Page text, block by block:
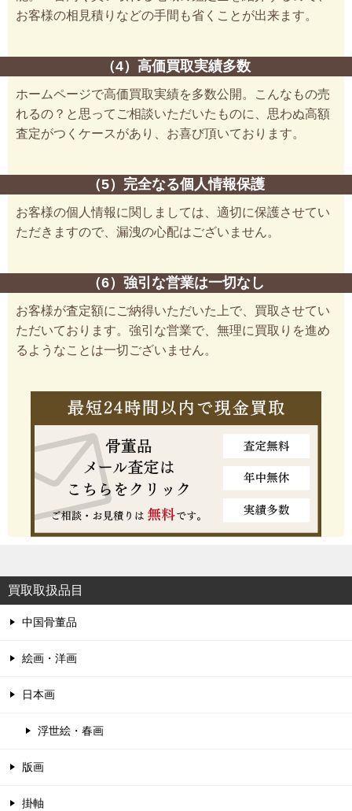
お客様の相見積りなどの手間も省くことが出来ます。
（4）高価買取実績多数
ホームページで高価買取実績を多数公開。こんなもの売
れるの？と思ってご相談いただいたものに、思わぬ高額
査定がつくケースがあり、お喜び頂いております。
（5）完全なる個人情報保護
お客様の個人情報に関しましては、適切に保護させてい
ただきますので、漏洩の心配はございません。
（6）強引な営業は一切なし
お客様が査定額にご納得いただいた上で、買取させてい
ただいております。強引な営業で、無理に買取りを進め
るようなことは一切ございません。
買取取扱品目
中国骨董品
絵画・洋画
日本画
浮世絵・春画
版画
掛軸